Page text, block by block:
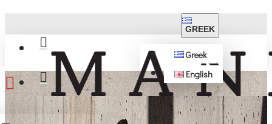
ΔΩΡΕΆΝ ΜΕΤΑΦΟΡΙΚΆ ΆΝΩ ΤΩΝ 50€
GREEK
Greek
English